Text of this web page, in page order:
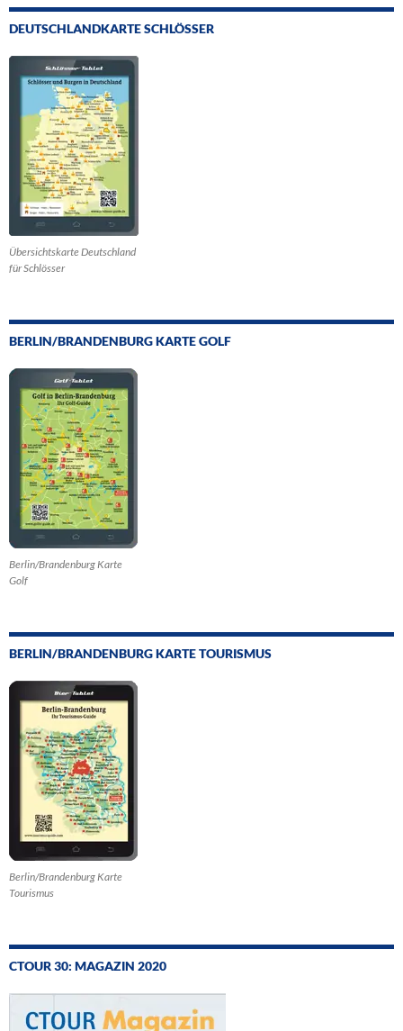
DEUTSCHLANDKARTE SCHLÖSSER
Übersichtskarte Deutschland
für Schlösser
BERLIN/BRANDENBURG KARTE GOLF
Berlin/Brandenburg Karte
Golf
BERLIN/BRANDENBURG KARTE TOURISMUS
Berlin/Brandenburg Karte
Tourismus
CTOUR 30: MAGAZIN 2020